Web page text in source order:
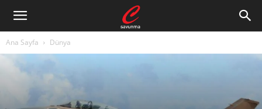
Ana Sayfa Dünya